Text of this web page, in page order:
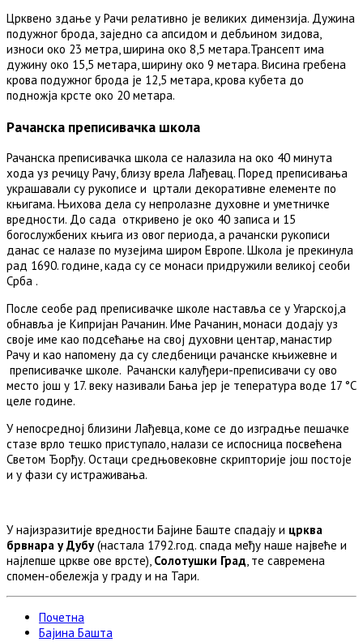
Црквено здање у Рачи релативно је великих димензија. Дужина
подужног брода, заједно са апсидом и дебљином зидова,
износи око 23 метра, ширина око 8,5 метара.Трансепт има
дужину око 15,5 метара, ширину око 9 метара. Висина гребена
крова подужног брода је 12,5 метара, крова кубета до
подножја крсте око 20 метара.
Рачанска преписивачка школа
Рачанска преписивачка школа се налазила на око 40 минута
хода уз речицу Рачу, близу врела Лађевац. Поред преписивања
украшавали су рукописе и цртали декоративне елементе по
књигама. Њихова дела су непролазне духовне и уметничке
вредности. До сада откривено је око 40 записа и 15
богослужбених књига из овог периода, а рачански рукописи
данас се налазе по музејима широм Европе. Школа је прекинула
рад 1690. године, када су се монаси придружили великој сеоби
Срба .
После сеобе рад преписивачке школе наставља се у Угарској,а
обнавља је Кипријан Рачанин. Име Рачанин, монаси додају уз
своје име као подсећање на свој духовни центар, манастир
Рачу и као напомену да су следбеници рачанске књижевне и
преписивачке школе. Рачански калуђери-преписивачи су ово
место још у 17. веку називали Бања јер је тепература воде 17 °C
целе године.
У непосредној близини Лађевца, коме се до изградње пешачке
стазе врло тешко приступало, налази се испосница посвећена
Светом Ђорђу. Остаци средњовековне скрипторије још постоје
и у фази су истраживања.
У најизразитије вредности Бајине Баште спадају и црква
брвнара у Дубу(настала 1792.год. спада међу наше највеће и
најлепше цркве ове врсте), Солотушки Град, те савремена
спомен-обележја у граду и на Тари.
Почетна
Бајина Башта